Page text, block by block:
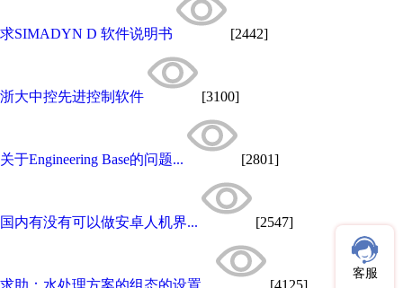
求SIMADYN D 软件说明书 [2442]
浙大中控先进控制软件 [3100]
关于Engineering Base的问题... [2801]
国内有没有可以做安卓人机界... [2547]
求助：水处理方案的组态的设置... [4125]
客服